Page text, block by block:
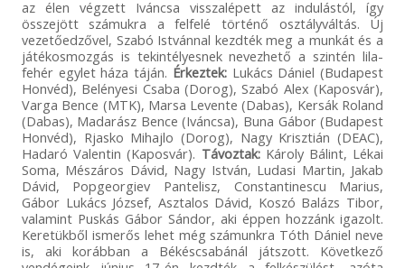
az élen végzett Iváncsa visszalépett az indulástól, így
összejött számukra a felfelé történő osztályváltás. Új
vezetőedzővel, Szabó Istvánnal kezdték meg a munkát és a
játékosmozgás is tekintélyesnek nevezhető a szintén lila-
fehér egylet háza táján. Érkeztek:Lukács Dániel (Budapest
Honvéd), Belényesi Csaba (Dorog), Szabó Alex (Kaposvár),
Varga Bence (MTK), Marsa Levente (Dabas), Kersák Roland
(Dabas), Madarász Bence (Iváncsa), Buna Gábor (Budapest
Honvéd), Rjasko Mihajlo (Dorog), Nagy Krisztián (DEAC),
Hadaró Valentin (Kaposvár). Távoztak:Károly Bálint, Lékai
Soma, Mészáros Dávid, Nagy István, Ludasi Martin, Jakab
Dávid, Popgeorgiev Pantelisz, Constantinescu Marius,
Gábor Lukács József, Asztalos Dávid, Koszó Balázs Tibor,
valamint Puskás Gábor Sándor, aki éppen hozzánk igazolt.
Keretükből ismerős lehet még számunkra Tóth Dániel neve
is, aki korábban a Békéscsabánál játszott. Következő